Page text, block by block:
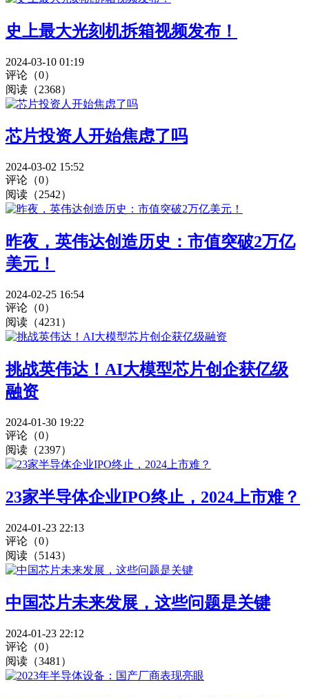
史上最大光刻机拆箱视频发布！
2024-03-10 01:19
评论（0）
阅读（2368）
芯片投资人开始焦虑了吗
2024-03-02 15:52
评论（0）
阅读（2542）
昨夜，英伟达创造历史：市值突破2万亿
美元！
2024-02-25 16:54
评论（0）
阅读（4231）
挑战英伟达！AI大模型芯片创企获亿级
融资
2024-01-30 19:22
评论（0）
阅读（2397）
23家半导体企业IPO终止，2024上市难？
2024-01-23 22:13
评论（0）
阅读（5143）
中国芯片未来发展，这些问题是关键
2024-01-23 22:12
评论（0）
阅读（3481）